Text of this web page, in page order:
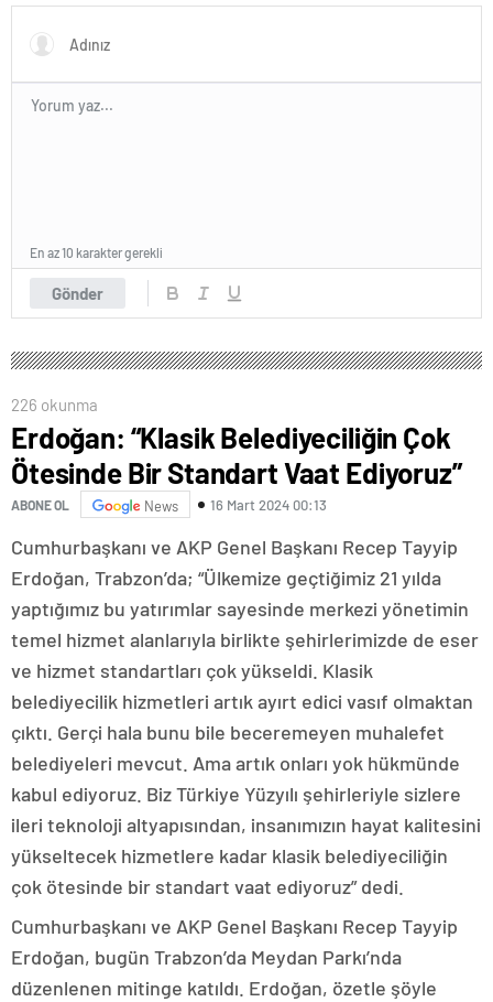
propagandasını
yasaklayacağız’
Gönder
En az 10 karakter gerekli
226 okunma
Erdoğan: “Klasik Belediyeciliğin Çok
Ötesinde Bir Standart Vaat Ediyoruz”
ABONE OL News 16 Mart 2024 00:13
Cumhurbaşkanı ve AKP Genel Başkanı Recep Tayyip
Erdoğan, Trabzon’da; “Ülkemize geçtiğimiz 21 yılda
yaptığımız bu yatırımlar sayesinde merkezi yönetimin
temel hizmet alanlarıyla birlikte şehirlerimizde de eser
ve hizmet standartları çok yükseldi. Klasik
belediyecilik hizmetleri artık ayırt edici vasıf olmaktan
çıktı. Gerçi hala bunu bile beceremeyen muhalefet
belediyeleri mevcut. Ama artık onları yok hükmünde
kabul ediyoruz. Biz Türkiye Yüzyılı şehirleriyle sizlere
ileri teknoloji altyapısından, insanımızın hayat kalitesini
yükseltecek hizmetlere kadar klasik belediyeciliğin
çok ötesinde bir standart vaat ediyoruz” dedi.
Cumhurbaşkanı ve AKP Genel Başkanı Recep Tayyip
Erdoğan, bugün Trabzon’da Meydan Parkı’nda
düzenlenen mitinge katıldı. Erdoğan, özetle şöyle